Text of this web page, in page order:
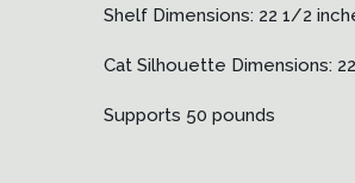
Shelf Dimensions: 22 1/2
Cat Silhouette Dimensions:
Supports 50 pounds